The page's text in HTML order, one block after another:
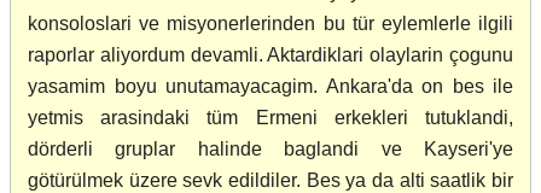
konsoloslari ve misyonerlerinden bu tür eylemlerle ilgili
raporlar aliyordum devamli. Aktardiklari olaylarin çogunu
yasamim boyu unutamayacagim. Ankara'da on bes ile
yetmis arasindaki tüm Ermeni erkekleri tutuklandi,
dörderli gruplar halinde baglandi ve Kayseri'ye
götürülmek üzere sevk edildiler. Bes ya da alti saatlik bir